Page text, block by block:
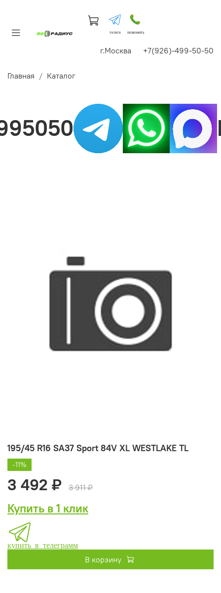
телега позвонить
г.Москва +7(926)-499-50-50
Главная Каталог
195/45 R16 SA37 Sport 84V XL WESTLAKE TL
-11%
3 492 ₽ 3 911 ₽
Купить в 1 клик
купить в телеграмм
В корзину